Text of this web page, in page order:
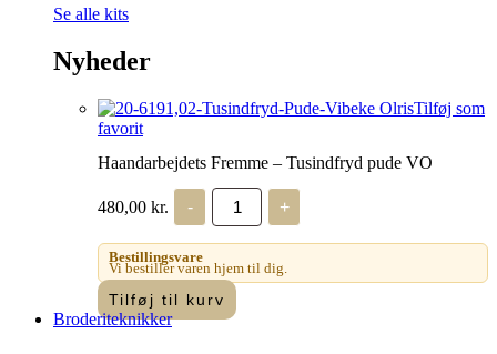
Se alle kits
Nyheder
Tilføj som
favorit
Haandarbejdets Fremme – Tusindfryd pude VO
480,00 kr. -
Haandarbejdets
Fremme
-
Tusindfryd
pude
VO
antal
+
Bestillingsvare
Vi bestiller varen hjem til dig.
Tilføj til kurv
Broderiteknikker